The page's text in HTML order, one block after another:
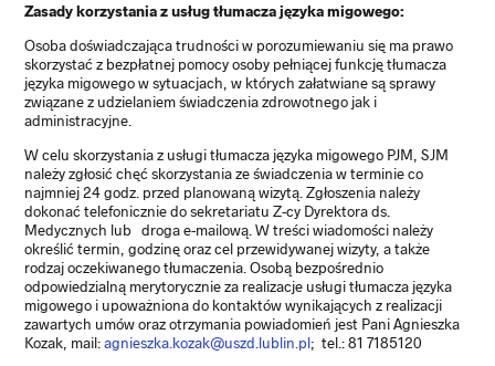
Zasady korzystania z usług tłumacza języka migowego:
Osoba doświadczająca trudności w porozumiewaniu się ma prawo
skorzystać z bezpłatnej pomocy osoby pełniącej funkcję tłumacza
języka migowego w sytuacjach, w których załatwiane są sprawy
związane z udzielaniem świadczenia zdrowotnego jak i
administracyjne.
W celu skorzystania z usługi tłumacza języka migowego PJM, SJM
należy zgłosić chęć skorzystania ze świadczenia w terminie co
najmniej 24 godz. przed planowaną wizytą. Zgłoszenia należy
dokonać telefonicznie do sekretariatu Z-cy Dyrektora ds.
Medycznych lub droga e-mailową. W treści wiadomości należy
określić termin, godzinę oraz cel przewidywanej wizyty, a także
rodzaj oczekiwanego tłumaczenia. Osobą bezpośrednio
odpowiedzialną merytorycznie za realizacje usługi tłumacza języka
migowego i upoważniona do kontaktów wynikających z realizacji
zawartych umów oraz otrzymania powiadomień jest Pani Agnieszka
Kozak, mail:agnieszka.kozak@uszd.lublin.pl; tel.: 81 7185120